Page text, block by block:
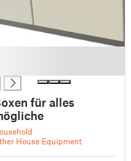
für alles
House Equipment